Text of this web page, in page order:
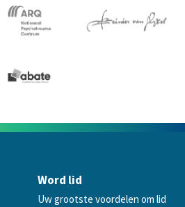
Word lid
Uw grootste voordelen om lid